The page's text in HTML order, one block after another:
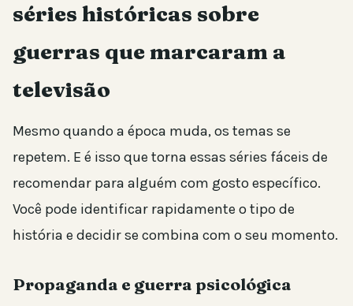
séries históricas sobre
guerras que marcaram a
televisão
Mesmo quando a época muda, os temas se
repetem. E é isso que torna essas séries fáceis de
recomendar para alguém com gosto específico.
Você pode identificar rapidamente o tipo de
história e decidir se combina com o seu momento.
Propaganda e guerra psicológica